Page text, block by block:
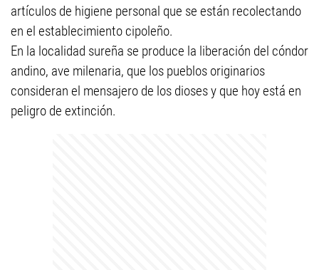
artículos de higiene personal que se están recolectando
en el establecimiento cipoleño.
En la localidad sureña se produce la liberación del cóndor
andino, ave milenaria, que los pueblos originarios
consideran el mensajero de los dioses y que hoy está en
peligro de extinción.